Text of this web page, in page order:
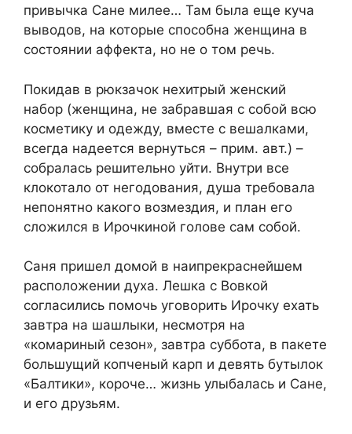
привычка Сане милее… Там была еще куча
выводов, на которые способна женщина в
состоянии аффекта, но не о том речь.
Покидав в рюкзачок нехитрый женский
набор (женщина, не забравшая с собой всю
косметику и одежду, вместе с вешалками,
всегда надеется вернуться – прим. авт.) –
собралась решительно уйти. Внутри все
клокотало от негодования, душа требовала
непонятно какого возмездия, и план его
сложился в Ирочкиной голове сам собой.
Саня пришел домой в наипрекраснейшем
расположении духа. Лешка с Вовкой
согласились помочь уговорить Ирочку ехать
завтра на шашлыки, несмотря на
«комариный сезон», завтра суббота, в пакете
большущий копченый карп и девять бутылок
«Балтики», короче… жизнь улыбалась и Сане,
и его друзьям.